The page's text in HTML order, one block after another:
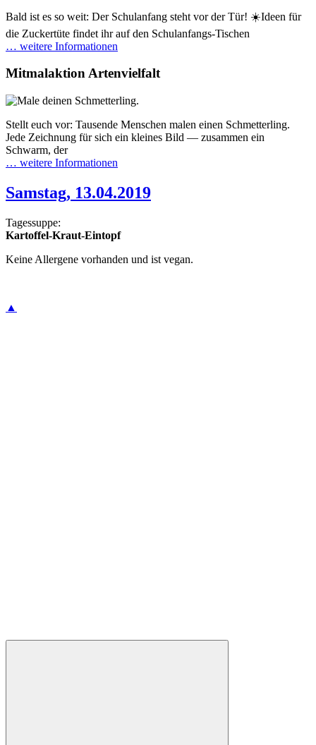
Bald ist es so weit: Der Schulanfang steht vor der Tür! ☀️Ideen für
die Zuckertüte findet ihr auf den Schulanfangs-Tischen
… weitere Informationen
Mitmalaktion Artenvielfalt
Stellt euch vor: Tausende Menschen malen einen Schmetterling.
Jede Zeichnung für sich ein kleines Bild — zusammen ein
Schwarm, der
… weitere Informationen
Samstag, 13.04.2019
Tagessuppe:
Kartoffel-Kraut-Eintopf
Keine Allergene vorhanden und ist vegan.
▲